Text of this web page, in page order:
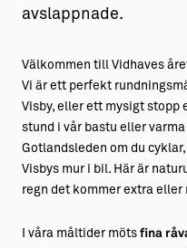
avslappnade.
Välkommen till Vidhaves
Vi är ett perfekt
Visby, eller ett mysigt stopp
stund i vår bastu eller
Gotlandsleden om du
Visbys mur i bil. Här är
regn det kommer extra eller
I våra måltider möts fina